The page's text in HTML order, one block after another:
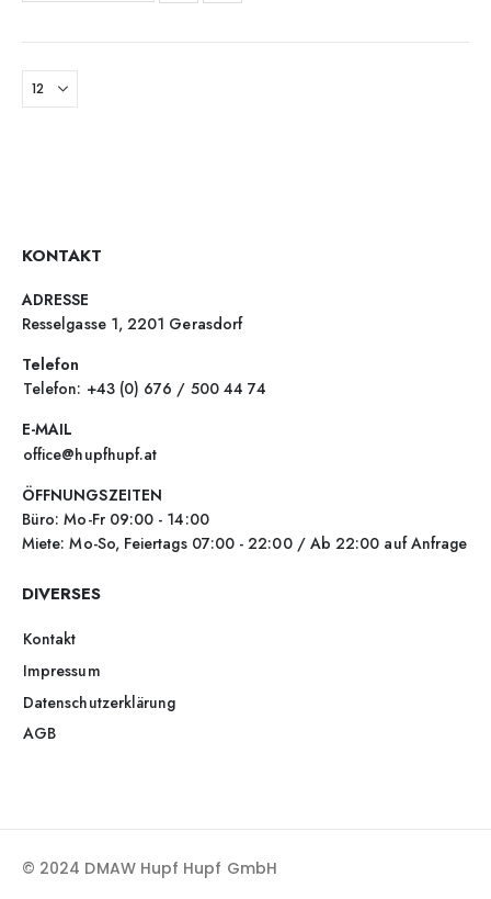
KONTAKT
ADRESSE
Resselgasse 1, 2201 Gerasdorf
Telefon
Telefon: +43 (0) 676 / 500 44 74
E-MAIL
office@hupfhupf.at
ÖFFNUNGSZEITEN
Büro: Mo-Fr 09:00 - 14:00
Miete: Mo-So, Feiertags 07:00 - 22:00 / Ab 22:00 auf Anfrage
DIVERSES
Kontakt
Impressum
Datenschutzerklärung
AGB
© 2024 DMAW Hupf Hupf GmbH